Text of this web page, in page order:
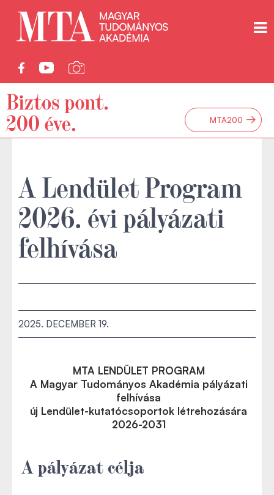
MTA200 →
A Lendület Program
2026. évi pályázati
felhívása
2025. DECEMBER 19.
MTA LENDÜLET PROGRAM
A Magyar Tudományos Akadémia pályázati
felhívása
új Lendület-kutatócsoportok létrehozására
2026-2031
A pályázat célja